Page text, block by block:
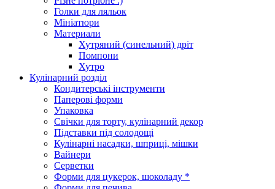
Голки для ляльок
Мініатюри
Материали
Хутряний (синельний) дріт
Помпони
Хутро
Кулінарний розділ
Кондитерські інструменти
Паперові форми
Упаковка
Свічки для торту, кулінарний декор
Підставки під солодощі
Кулінарні насадки, шприці, мішки
Вайнери
Серветки
Форми для цукерок, шоколаду *